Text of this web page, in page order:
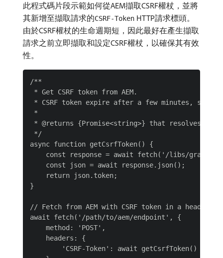
此程式碼片段示範如何從AEM擷取CSRF權杖，並將
其新增至擷取請求的CSRF-Token HTTP請求標頭。
由於CSRF權杖的生命週期短，因此最好在產生擷取
請求之前立即擷取和設定CSRF權杖，以確保其有效
性。
/**
* Get CSRF token from AEM.
* CSRF token expire after a few minutes, so
*
* @returns {Promise<string>} that resolves to
*/
async function getCsrfToken() {
const response = await fetch('/libs/
    const json = await response.json();
    return json.token;
}
// Fetch from AEM with CSRF token in a header
await fetch('/path/to/aem/endpoint', {
    method: 'POST',
    headers: {
        'CSRF-Token': await getCsrfToken()